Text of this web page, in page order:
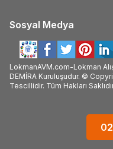
Sosyal Medya
LokmanAVM.com-Lokman
DEMİRA Kuruluşudur. ©
Tescillidir. Tüm Hakları